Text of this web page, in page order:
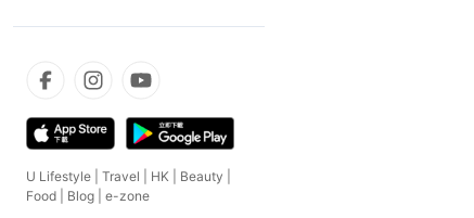
U Lifestyle Travel HK Beauty
Food
Blog e-zone